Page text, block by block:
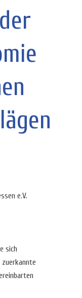
e.V.
sich
zuerkannte